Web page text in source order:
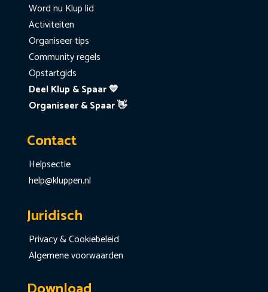
Word nu Klup lid
Activiteiten
Organiseer tips
Community regels
Opstartgids
Deel Klup & Spaar 💙
Organiseer & Spaar 👋
Contact
Helpsectie
help@kluppen.nl
Juridisch
Privacy & Cookiebeleid
Algemene voorwaarden